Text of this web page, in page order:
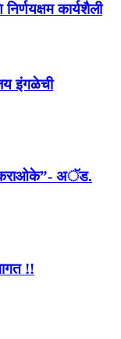
कार्यशैली
इंगळेची
“कराओके”- अॅड.
!!